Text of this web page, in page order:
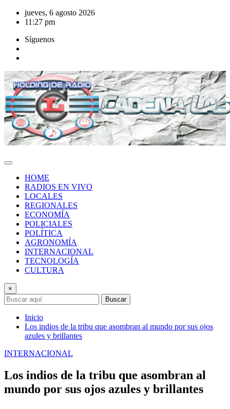
Saltar
jueves, 6 agosto 2026
11:27 pm
Síguenos
HOME
RADIOS EN VIVO
LOCALES
REGIONALES
ECONOMÍA
POLICIALES
POLÍTICA
AGRONOMÍA
INTERNACIONAL
TECNOLOGÍA
CULTURA
×
Buscar
Inicio
Los indios de la tribu que asombran al mundo por sus ojos
azules y brillantes
INTERNACIONAL
Los indios de la tribu que asombran al
mundo por sus ojos azules y brillantes